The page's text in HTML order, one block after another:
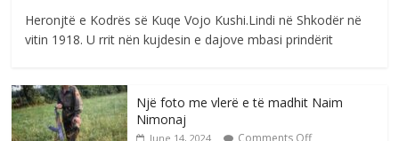
Heronjtë e Kodrës së Kuqe Vojo Kushi.Lindi në Shkodër në
vitin 1918. U rrit nën kujdesin e dajove mbasi prindërit
Një foto me vlerë e të madhit Naim
Nimonaj
June 14, 2024